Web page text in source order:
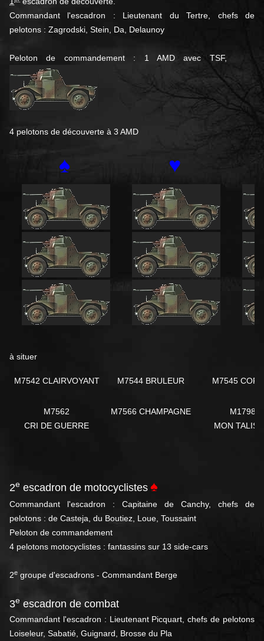
Commandant l'escadron : Lieutenant du Tertre, chefs de
pelotons : Zagrodski, Stein, Da, Delaunoy
Peloton de commandement : 1 AMD avec TSF,
4 pelotons de découverte à 3 AMD
♠ ♥
à situer
M7542 CLAIRVOYANT M7544 BRULEUR M7545
M7562
CRI DE GUERRE
M7566 CHAMPAGNE
M17981
MON
2e escadron de motocyclistes ♠
Commandant l'escadron : Capitaine de Canchy, chefs de
pelotons : de Casteja, du Boutiez, Loue, Toussaint
Peloton de commandement
4 pelotons motocyclistes : fantassins sur 13 side-cars
2e groupe d'escadrons - Commandant Berge
3e escadron de combat
Commandant l'escadron : Lieutenant Picquart, chefs de pelotons
Loiseleur, Sabatié, Guignard, Brosse du Pla